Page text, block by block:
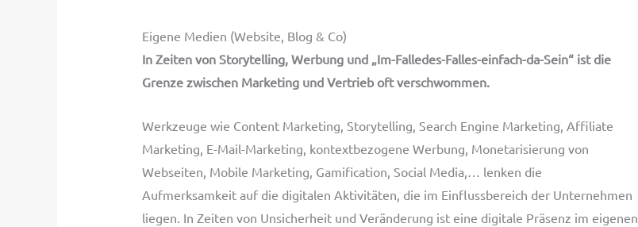
Eigene Medien (Website, Blog & Co)
In Zeiten von Storytelling, Werbung und „Im-Falledes-Falles-einfach-da-Sein“ ist die
Grenze zwischen Marketing und Vertrieb oft verschwommen.
Werkzeuge wie Content Marketing, Storytelling, Search Engine Marketing, Affiliate
Marketing, E-Mail-Marketing, kontextbezogene Werbung, Monetarisierung von
Webseiten, Mobile Marketing, Gamification, Social Media,… lenken die
Aufmerksamkeit auf die digitalen Aktivitäten, die im Einflussbereich der Unternehmen
liegen. In Zeiten von Unsicherheit und Veränderung ist eine digitale Präsenz im eigenen